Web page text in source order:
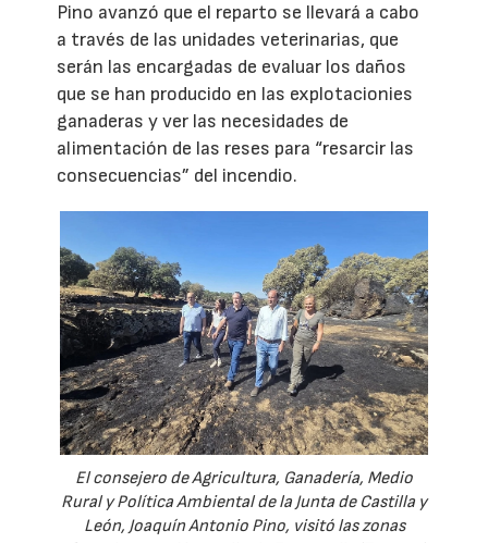
Pino avanzó que el reparto se llevará a cabo
a través de las unidades veterinarias, que
serán las encargadas de evaluar los daños
que se han producido en las explotacionies
ganaderas y ver las necesidades de
alimentación de las reses para “resarcir las
consecuencias” del incendio.
El consejero de Agricultura, Ganadería, Medio
Rural y Política Ambiental de la Junta de Castilla y
León, Joaquín Antonio Pino, visitó las zonas